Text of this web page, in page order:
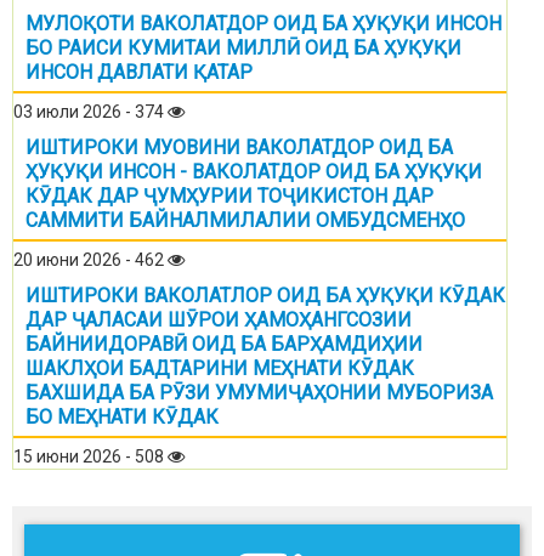
МУЛОҚОТИ ВАКОЛАТДОР ОИД БА ҲУҚУҚИ ИНСОН
БО РАИСИ КУМИТАИ МИЛЛӢ ОИД БА ҲУҚУҚИ
ИНСОН ДАВЛАТИ ҚАТАР
03 июли 2026 - 374
ИШТИРОКИ МУОВИНИ ВАКОЛАТДОР ОИД БА
ҲУҚУҚИ ИНСОН - ВАКОЛАТДОР ОИД БА ҲУҚУҚИ
КӮДАК ДАР ҶУМҲУРИИ ТОҶИКИСТОН ДАР
САММИТИ БАЙНАЛМИЛАЛИИ ОМБУДСМЕНҲО
20 июни 2026 - 462
ИШТИРОКИ ВАКОЛАТЛОР ОИД БА ҲУҚУҚИ КӮДАК
ДАР ҶАЛАСАИ ШӮРОИ ҲАМОҲАНГСОЗИИ
БАЙНИИДОРАВӢ ОИД БА БАРҲАМДИҲИИ
ШАКЛҲОИ БАДТАРИНИ МЕҲНАТИ КӮДАК
БАХШИДА БА РӮЗИ УМУМИҶАҲОНИИ МУБОРИЗА
БО МЕҲНАТИ КӮДАК
15 июни 2026 - 508